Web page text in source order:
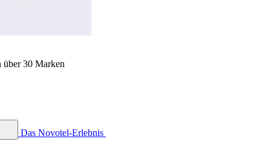
über 30 Marken
Das Novotel-Erlebnis